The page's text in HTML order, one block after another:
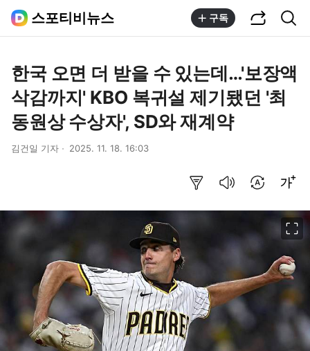
스포티비뉴스 구독
한국 오면 더 받을 수 있는데…'보장액
삭감까지' KBO 복귀설 제기됐던 '최
동원상 수상자', SD와 재계약
김건일 기자 2025. 11. 18. 16:03